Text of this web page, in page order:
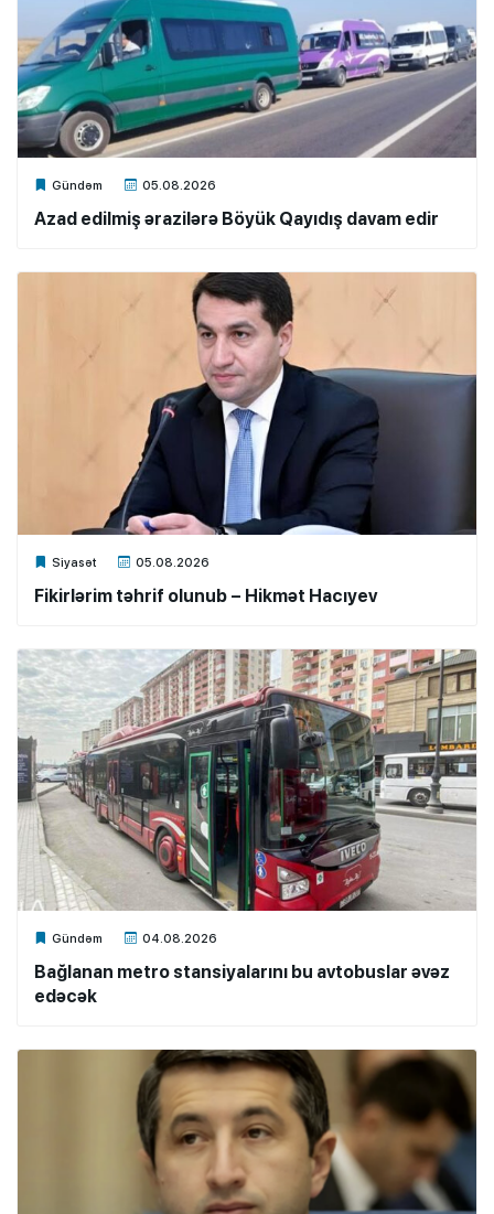
Gündəm 05.08.2026
Xalq.Online
Azad edilmiş ərazilərə Böyük Qayıdış davam edir
Siyasət 05.08.2026
Xalq.Online
Fikirlərim təhrif olunub – Hikmət Hacıyev
Gündəm 04.08.2026
Xalq.Online
Bağlanan metro stansiyalarını bu avtobuslar əvəz
edəcək